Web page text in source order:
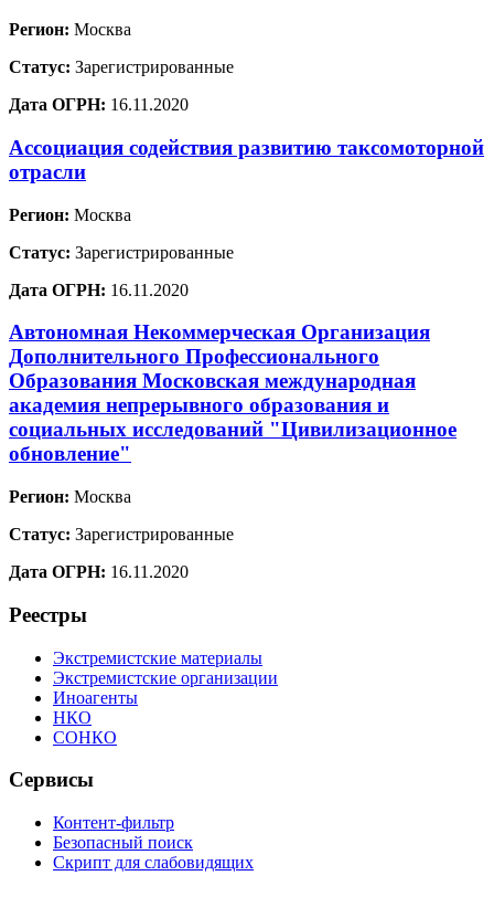
Регион: Москва
Статус: Зарегистрированные
Дата ОГРН: 16.11.2020
Ассоциация содействия развитию таксомоторной
отрасли
Регион: Москва
Статус: Зарегистрированные
Дата ОГРН: 16.11.2020
Автономная Некоммерческая Организация
Дополнительного Профессионального
Образования Московская международная
академия непрерывного образования и
социальных исследований "Цивилизационное
обновление"
Регион: Москва
Статус: Зарегистрированные
Дата ОГРН: 16.11.2020
Реестры
Экстремистские материалы
Экстремистские организации
Иноагенты
НКО
СОНКО
Сервисы
Контент-фильтр
Безопасный поиск
Скрипт для слабовидящих